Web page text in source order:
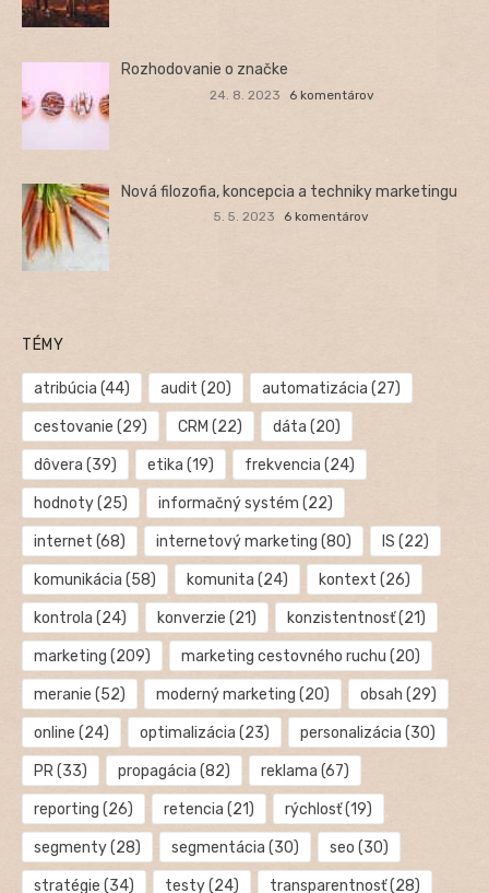
Rozhodovanie o značke
24. 8. 2023 6 komentárov
Nová filozofia, koncepcia a techniky marketingu
5. 5. 2023 6 komentárov
TÉMY
atribúcia (44) audit (20) automatizácia (27)
cestovanie (29) CRM (22) dáta (20)
dôvera (39) etika (19) frekvencia (24)
hodnoty(25) informačný systém (22)
internet (68) internetový marketing (80) IS (22)
komunikácia (58) komunita (24) kontext (26)
kontrola (24) konverzie (21) konzistentnosť(21)
marketing (209) marketing cestovného ruchu (20)
meranie (52) moderný marketing (20) obsah (29)
online (24) optimalizácia (23) personalizácia (30)
PR(33) propagácia (82) reklama (67)
reporting (26) retencia (21) rýchlosť(19)
segmenty(28) segmentácia (30) seo (30)
stratégie (34) testy(24) transparentnosť(28)